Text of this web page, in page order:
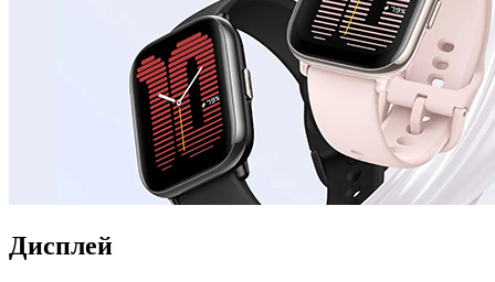
Дисплей